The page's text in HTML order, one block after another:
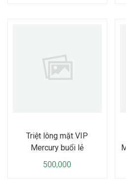
Triệt lông mặt VIP
Mercury buổi lẻ
500,000